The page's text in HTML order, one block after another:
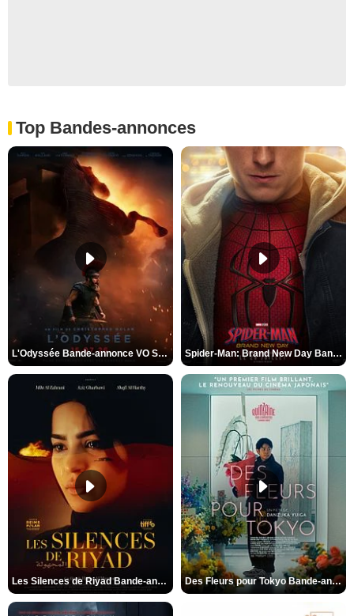
Top Bandes-annonces
L'Odyssée Bande-annonce VO STFR Spider-Man: Brand New Day Bande-annonce VO STFR
Les Silences de Riyad Bande-annonce VO STFR Des Fleurs pour Tokyo Bande-annonce VO STFR